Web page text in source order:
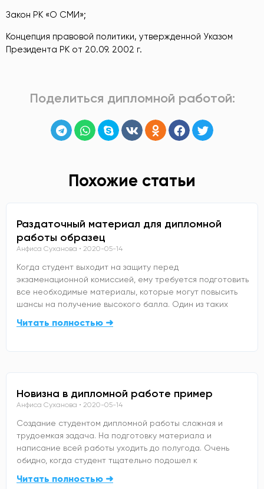
Закон РК «О СМИ»;
Концепция правовой политики, утвержденной Указом
Президента РК от 20.09. 2002 г.
Поделиться дипломной работой:
Похожие статьи
Раздаточный материал для дипломной
работы образец
Анфиса Суханова 2020-05-14
Когда студент выходит на защиту перед
экзаменационной комиссией, ему требуется подготовить
все необходимые материалы, которые могут повысить
шансы на получение высокого балла. Один из таких
Читать полностью ➜
Новизна в дипломной работе пример
Анфиса Суханова 2020-05-14
Создание студентом дипломной работы сложная и
трудоемкая задача. На подготовку материала и
написание всей работы уходить до полугода. Очень
обидно, когда студент тщательно подошел к
Читать полностью ➜